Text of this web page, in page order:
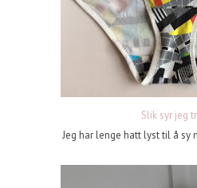
Slik syr jeg
Jeg har lenge hatt lyst til å sy